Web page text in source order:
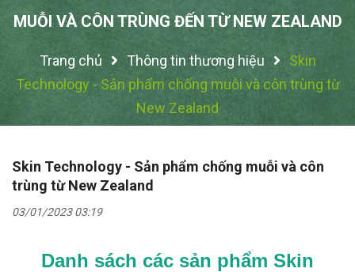
MUỖI VÀ CÔN TRÙNG ĐẾN TỪ NEW ZEALAND
Trang chủ Thông tin thương hiệu
Skin
Technology - Sản phẩm chống muỗi và côn trùng từ
New Zealand
Skin Technology - Sản phẩm chống muỗi và côn
trùng từ New Zealand
03/01/2023 03:19
Danh sách các sản phẩm Skin